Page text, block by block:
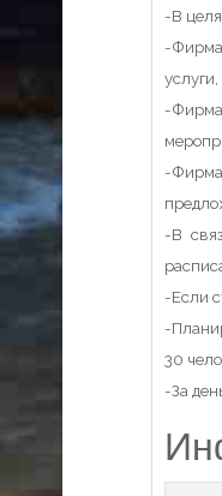
-В
-Фирма
-Фирма
-Фирма
-В
-Если
-
30
-За